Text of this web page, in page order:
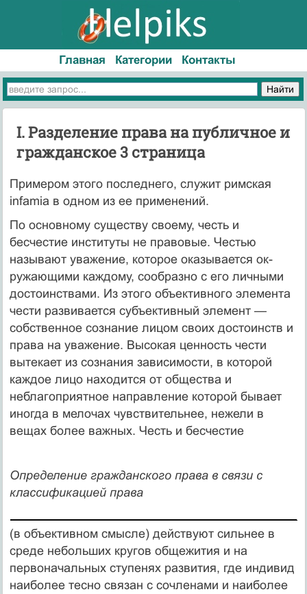
Главная Категории Контакты
I. Разделение права на публичное и
гражданское 3 страница
Примером этого последнего, служит римская
infamia в одном из ее применений.
По основному существу своему, честь и
бесчестие институты не правовые. Честью
называют уважение, которое оказывается ок­
ружающими каждому, сообразно с его личными
достоинствами. Из этого объективного элемента
чести развивается субъективный элемент —
собственное сознание лицом своих достоинств и
права на уважение. Высокая ценность чести
вытекает из сознания зависимости, в которой
каждое лицо находится от общества и
неблагоприятное направление которой бывает
иногда в мелочах чувствительнее, нежели в
вещах более важных. Честь и бесчестие
Определение гражданского права в связи с
классификацией права
(в объективном смысле) действуют сильнее в
среде небольших кру­гов общежития и на
первоначальных ступенях развития, где инди­вид
наиболее тесно связан с сочленами и наиболее